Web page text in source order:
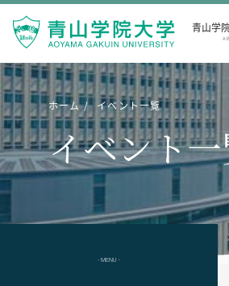
青山学
ホーム イベント一覧
イベント
- MENU -